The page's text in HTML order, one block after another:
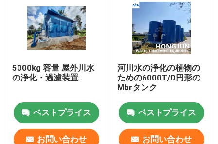
5000kg 容量 屋外川水
の浄化・過濾装置
ベストプライス
お問い合わせ
河川水の浄化の植物の
ための6000T/D円形の
Mbrタンク
ベストプライス
お問い合わせ